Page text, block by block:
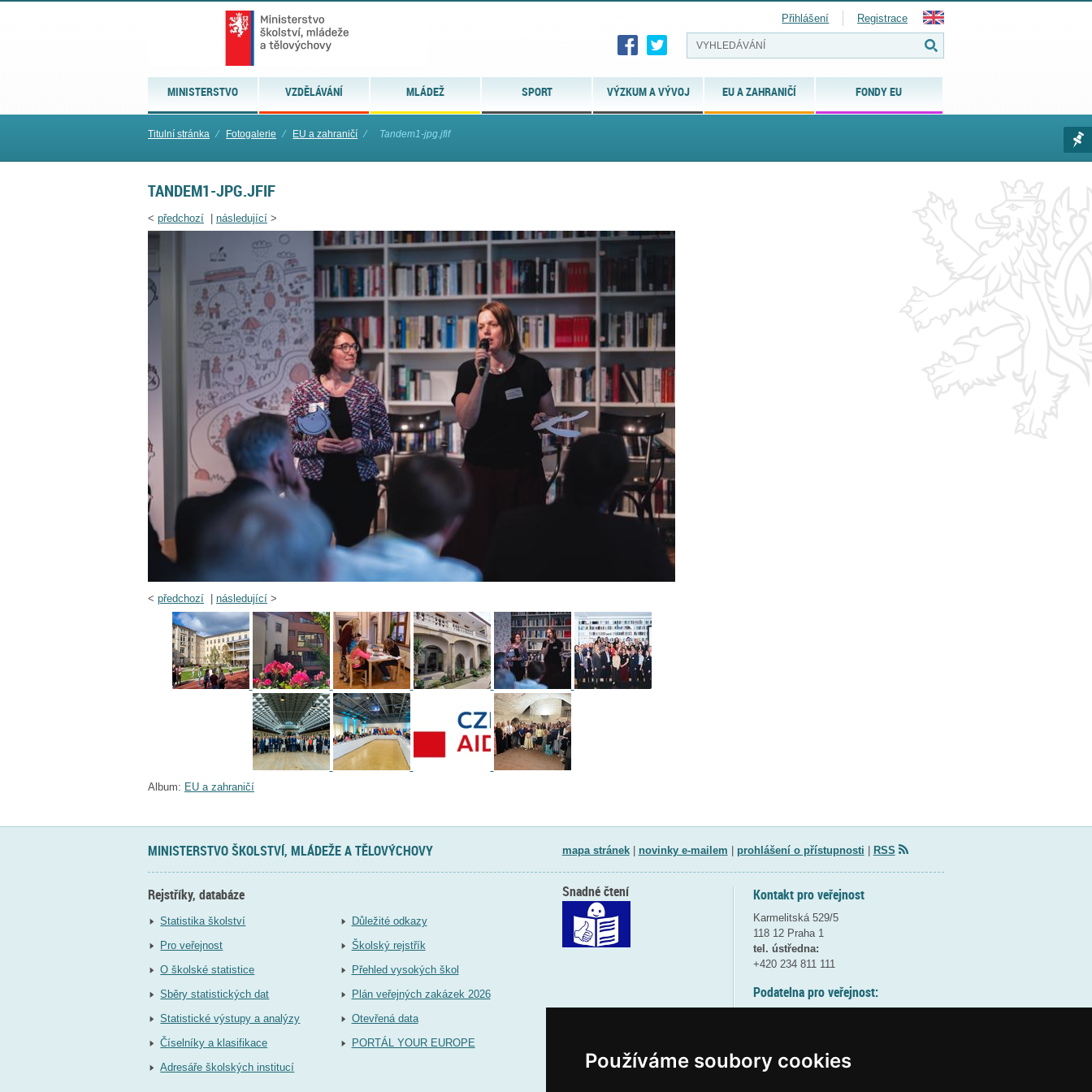
Používáme soubory cookies
MINISTERSTVO VZDĚLÁVÁNÍ MLÁDEŽ SPORT VÝZKUM A VÝVOJ EU A ZAHRANIČÍ FONDY EU
Přihlášení Registrace
Titulní stránka ⁄ Fotogalerie ⁄ EU a zahraničí ⁄ Tandem1-jpg.jfif
TANDEM1-JPG.JFIF
< předchozí následující >
< předchozí následující >
Album: EU a zahraničí
MINISTERSTVO ŠKOLSTVÍ, MLÁDEŽE A TĚLOVÝCHOVY mapa stránek| novinky e-mailem prohlášení o přístupnosti RSS
Rejstříky, databáze
Statistika školství
Pro veřejnost
O školské statistice
Sběry statistických dat
Statistické výstupy a analýzy
Číselníky a klasifikace
Adresáře školských institucí
Důležité odkazy
Školský rejstřík
Přehled vysokých škol
Plán veřejných zakázek 2026
Otevřená data
PORTÁL YOUR EUROPE
Kontakt pro veřejnost
Karmelitská 529/5
118 12 Praha 1
tel. ústředna:
+420 234 811 111
Podatelna pro veřejnost:
Snadné čtení